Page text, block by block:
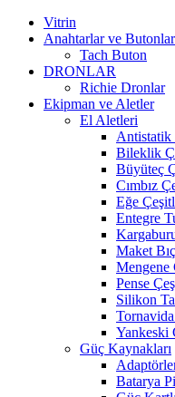
Vitrin
Anahtarlar ve Butonlar
Tach Buton
DRONLAR
Richie Dronlar
Ekipman ve Aletler
El Aletleri
Bileklik
Büyüteç
Cımbız
Eğe
Entegre
Maket
Mengene
Pense
Silikon
Yankeski
Güç Kaynakları
Batarya